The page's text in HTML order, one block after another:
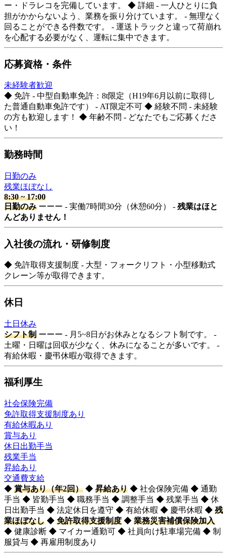
ー・ドラレコを完備しています。 ◆ 詳細 - 一人ひとりに負
担がかからないよう、業務を振り分けています。 - 無理なく
回ることができる件数です。 - 運送トラックと違って荷崩れ
を心配する必要がなく、運転に集中できます。
応募資格・条件
未経験者歓迎
◆ 免許 - 中型自動車免許：8t限定（H19年6月以前に取得し
た普通自動車免許です） - AT限定不可 ◆ 経験不問 - 未経験
の方も歓迎します！ ◆ 年齢不問 - どなたでもご応募くださ
い！
勤務時間
日勤のみ
残業ほぼなし
8:30~17:00
日勤のみ ーーー - 実働7時間30分（休憩60分） - 残業はほと
んどありません！
入社後の流れ・研修制度
◆ 免許取得支援制度 - 大型・フォークリフト・小型移動式
クレーン等が取得できます。
休日
土日休み
シフト制 ーーー - 月5~8日がお休みとなるシフト制です。 -
土曜・日曜は回収が少なく、休みになることが多いです。 -
有給休暇・慶弔休暇が取得できます。
福利厚生
社会保険完備
免許取得支援制度あり
有給休暇あり
賞与あり
休日出勤手当
残業手当
昇給あり
交通費支給
◆ 賞与あり（年2回） ◆ 昇給あり ◆ 社会保険完備 ◆ 通勤
手当 ◆ 皆勤手当 ◆ 職務手当 ◆ 調整手当 ◆ 残業手当 ◆ 休
日出勤手当 ◆ 法定休日を遵守 ◆ 有給休暇 ◆ 慶弔休暇 ◆ 残
業ほぼなし ◆ 免許取得支援制度 ◆ 業務災害補償保険加入
◆ 健康診断 ◆ マイカー通勤可 ◆ 社員向け駐車場完備 ◆ 制
服貸与 ◆ 再雇用制度あり